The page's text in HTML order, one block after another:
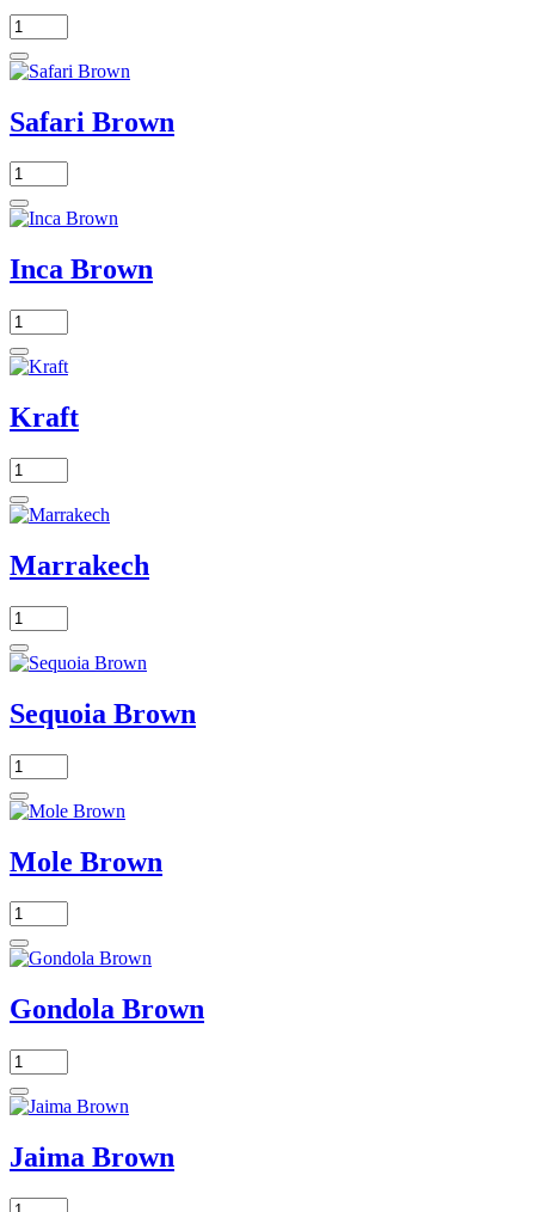
Safari Brown
Inca Brown
Kraft
Marrakech
Sequoia Brown
Mole Brown
Gondola Brown
Jaima Brown